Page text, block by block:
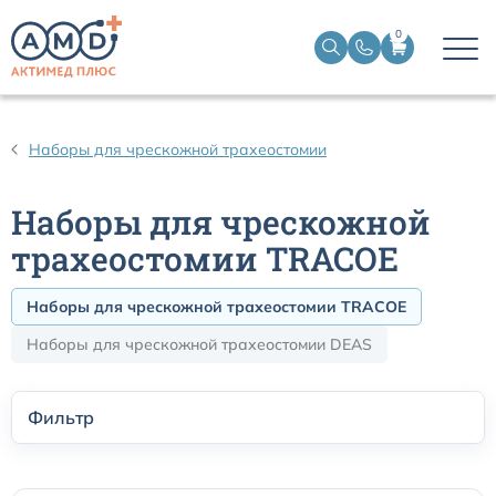
0
Наборы для чрескожной трахеостомии
Наборы для чрескожной
трахеостомии TRACOE
Наборы для чрескожной трахеостомии TRACOE
Наборы для чрескожной трахеостомии DEAS
Фильтр
Трахеостомические трубки
Наборы для чрескожной трахеостомии
Эндотрахеальные трубки
Ларингеальные маски